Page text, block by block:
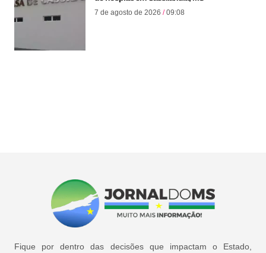
7 de agosto de 2026 09:08
Fique por dentro das decisões que impactam o Estado,